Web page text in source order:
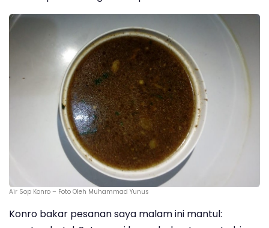
Air Sop Konro – Foto Oleh Muhammad Yunus
Konro bakar pesanan saya malam ini mantul: